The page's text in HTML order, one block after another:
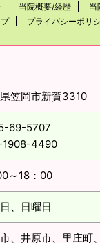
当院概要/経歴
当
プライバシーポリ
笠岡市新賀3310
69-5707
1908-4490
～18：00
、日曜日
、井原市、里庄町